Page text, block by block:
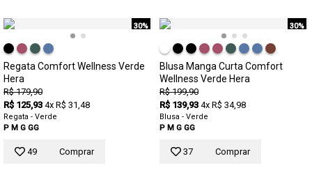
30%
Regata Comfort Wellness Verde
Hera
R$ 179,90
R$ 125,93 4x R$ 31,48
Regata - Verde
P M G GG
49 Comprar
30%
Blusa Manga Curta Comfort
Wellness Verde Hera
R$ 199,90
R$ 139,93 4x R$ 34,98
Blusa - Verde
P M G GG
37 Comprar